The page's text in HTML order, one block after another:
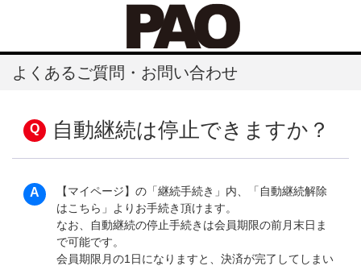
よくあるご質問・お問い合わせ
自動継続は停止できますか？
【マイページ】の「継続手続き」内、「自動継続解除
はこちら」よりお手続き頂けます。
なお、自動継続の停止手続きは会員期限の前月末日ま
で可能です。
会員期限月の1日になりますと、決済が完了してしまい